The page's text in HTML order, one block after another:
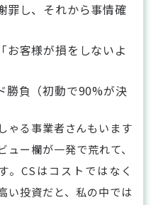
罪し、それから事情確
お客様が損をしないよ
勝負（初動で90%が決
ゃる事業者さんもいます
ー欄が一発で荒れて、
。CSはコストではなく
い投資だと、私の中では